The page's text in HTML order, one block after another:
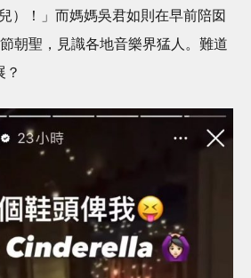
）！」而媽媽吳君如則在早前陪囡
朝聖，見識各地音樂界猛人。難道
？